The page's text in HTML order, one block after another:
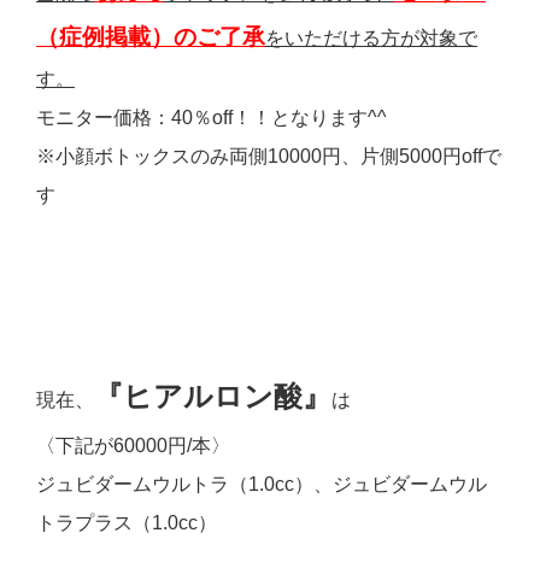
（症例掲載）のご了承をいただける方が対象で
す。
モニター価格：40％off！！となります^^
※小顔ボトックスのみ両側10000円、片側5000円offで
す
現在、 『ヒ アルロン酸』 は
〈下記が60000円/本〉
ジュビダームウルトラ（1.0cc）、ジュビダームウル
トラプラス（1.0cc）